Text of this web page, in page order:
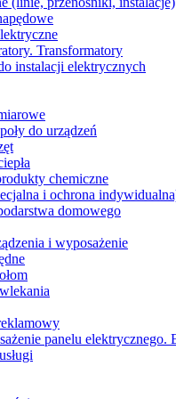
Transformatory
instalacji elektrycznych
do ​​urządzeń
chemiczne
i ochrona
domowego
i wyposażenie
panelu elektrycznego.